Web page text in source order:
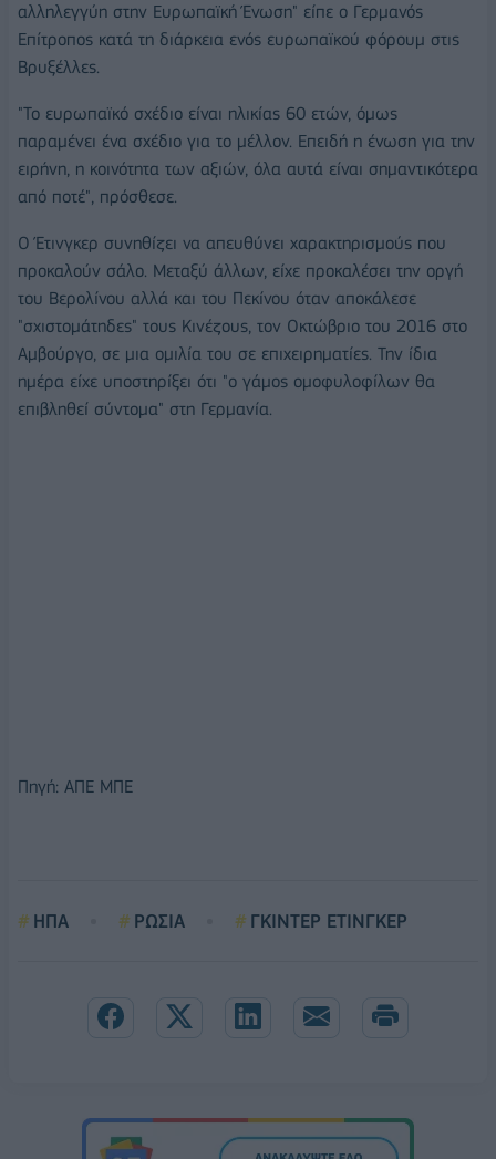
αλληλεγγύη στην Ευρωπαϊκή Ένωση" είπε ο Γερμανός
Επίτροπος κατά τη διάρκεια ενός ευρωπαϊκού φόρουμ στις
Βρυξέλλες.
"Το ευρωπαϊκό σχέδιο είναι ηλικίας 60 ετών, όμως
παραμένει ένα σχέδιο για το μέλλον. Επειδή η ένωση για την
ειρήνη, η κοινότητα των αξιών, όλα αυτά είναι σημαντικότερα
από ποτέ", πρόσθεσε.
Ο Έτινγκερ συνηθίζει να απευθύνει χαρακτηρισμούς που
προκαλούν σάλο. Μεταξύ άλλων, είχε προκαλέσει την οργή
του Βερολίνου αλλά και του Πεκίνου όταν αποκάλεσε
"σχιστομάτηδες" τους Κινέζους, τον Οκτώβριο του 2016 στο
Αμβούργο, σε μια ομιλία του σε επιχειρηματίες. Την ίδια
ημέρα είχε υποστηρίξει ότι "ο γάμος ομοφυλοφίλων θα
επιβληθεί σύντομα" στη Γερμανία.
Πηγή: ΑΠΕ ΜΠΕ
ΗΠΑ ΡΩΣΙΑ ΓΚΙΝΤΕΡ ΕΤΙΝΓΚΕΡ